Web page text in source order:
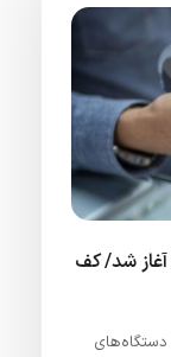
آغاز شد/ کف
دستگاه‌های